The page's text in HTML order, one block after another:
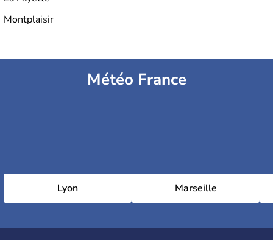
Montplaisir
Météo France
Lyon Marseille